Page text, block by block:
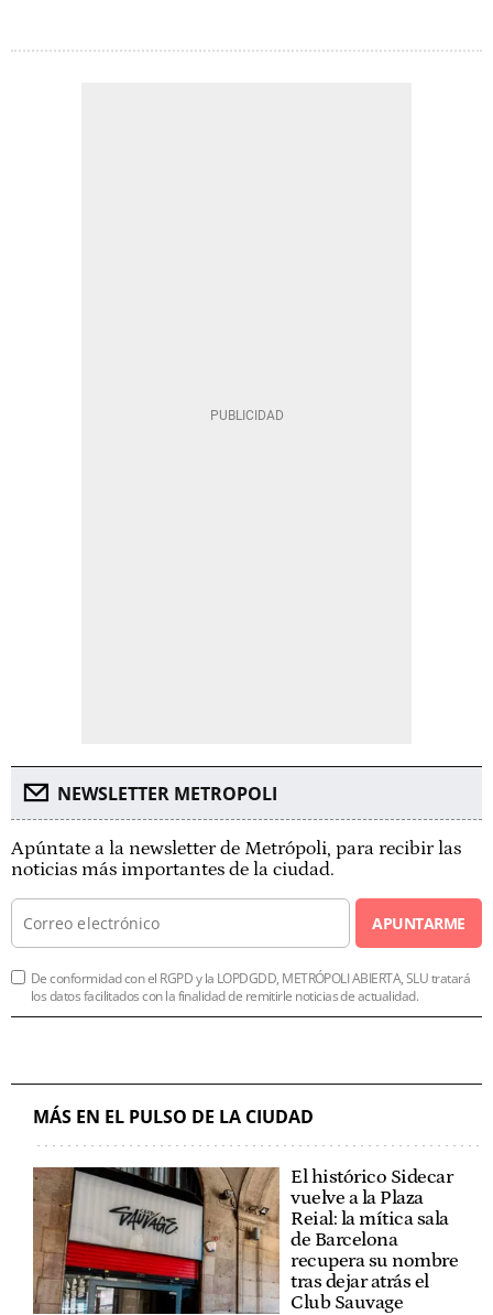
NEWSLETTER METROPOLI
Apúntate a la newsletter de Metrópoli, para recibir las
noticias más importantes de la ciudad.
APUNTARME
De conformidad con el RGPD y la LOPDGDD, METRÓPOLI ABIERTA, SLU tratará
los datos facilitados con la finalidad de remitirle noticias de actualidad.
MÁS EN EL PULSO DE LA CIUDAD
El histórico Sidecar
vuelve a la Plaza
Reial: la mítica sala
de Barcelona
recupera su nombre
tras dejar atrás el
Club Sauvage